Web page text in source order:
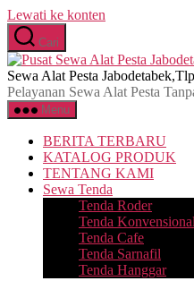
Lewati ke konten
Cari
Sewa Alat Pesta
Pelayanan Sewa Alat Pesta
Menu
BERITA TERBARU
KATALOG PRODUK
TENTANG KAMI
Sewa Tenda
Tenda Roder
Tenda Konvensional
Tenda Cafe
Tenda Sarnafil
Tenda Hanggar